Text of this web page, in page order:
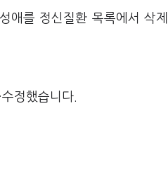
를 정신질환 목록에서 삭제
정했습니다.